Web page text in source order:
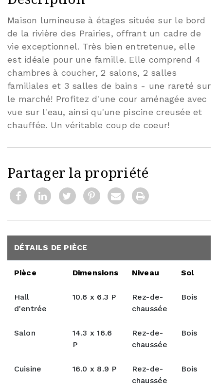
Maison lumineuse à étages située sur le bord
de la rivière des Prairies, offrant un cadre de
vie exceptionnel. Très bien entretenue, elle
est idéale pour une famille. Elle comprend 4
chambres à coucher, 2 salons, 2 salles
familiales et 3 salles de bains - une rareté sur
le marché! Profitez d'une cour aménagée avec
vue sur l'eau, ainsi qu'une piscine creusée et
chauffée. Un véritable coup de coeur!
Partager la propriété
DÉTAILS DE PIÈCE
Pièce Dimensions Niveau Sol
Hall
d'entrée
10.6 x 6.3 P
Rez-de-
chaussée
Bois
Salon
14.3 x 16.6
P
Rez-de-
chaussée
Bois
Cuisine 16.0 x 8.9 P
Rez-de-
chaussée
Bois